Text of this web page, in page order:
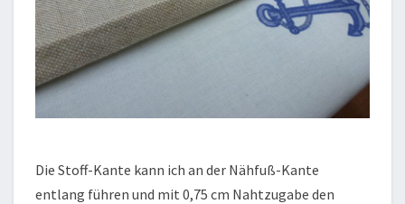
Die Stoff-Kante kann ich an der Nähfuß-Kante
entlang führen und mit 0,75 cm Nahtzugabe den